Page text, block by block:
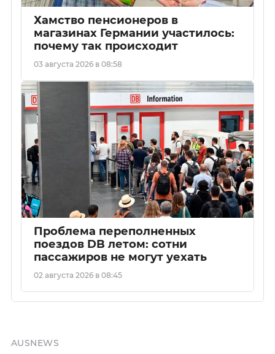
Хамство пенсионеров в
магазинах Германии участилось:
почему так происходит
03 августа 2026 в 08:58
Проблема переполненных
поездов DB летом: сотни
пассажиров не могут уехать
02 августа 2026 в 08:45
AUSNEWS